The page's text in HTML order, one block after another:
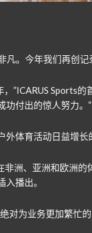
凡。今年我们再创记
”ICARUS Sports
功付出的惊人努力。”
体育活动日益增
非洲、亚洲和欧洲
播出。
对为业务更加繁忙